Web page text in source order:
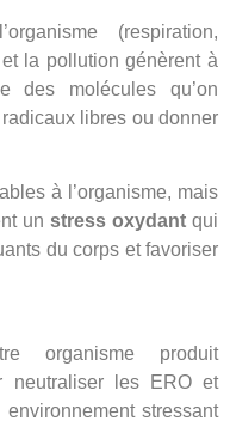
(respiration,
la pollution génèrent à
des molécules qu’on
libres ou donner
à l’organisme, mais
unstress oxydant qui
du corps et favoriser
organisme produit
neutraliser les ERO et
stressant